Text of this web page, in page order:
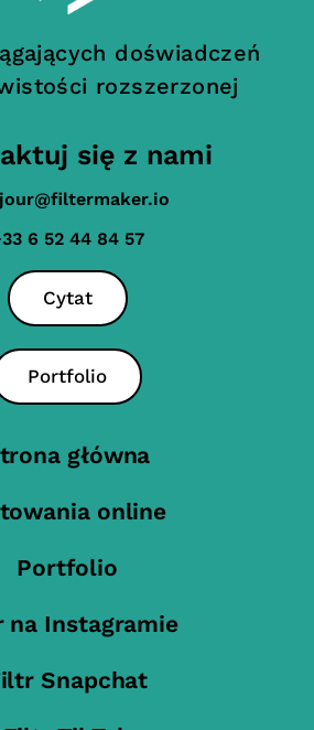
doświadczeń
rozszerzonej
się z nami
6 52 44 84 57
Cytat
Portfolio
główna
online
Portfolio
na Instagramie
Snapchat